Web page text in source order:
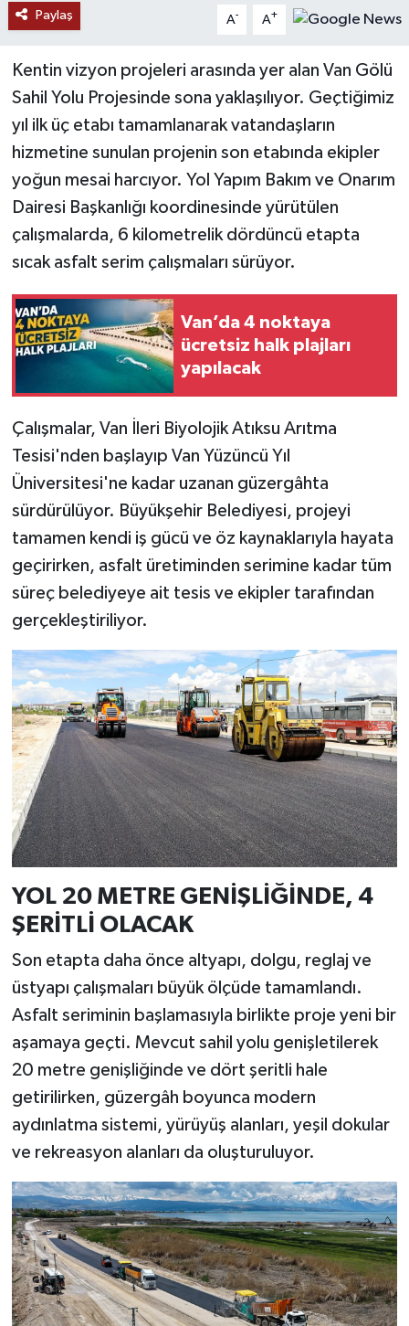
Paylaş A- A+
Kentin vizyon projeleri arasında yer alan Van Gölü
Sahil Yolu Projesinde sona yaklaşılıyor. Geçtiğimiz
yıl ilk üç etabı tamamlanarak vatandaşların
hizmetine sunulan projenin son etabında ekipler
yoğun mesai harcıyor. Yol Yapım Bakım ve Onarım
Dairesi Başkanlığı koordinesinde yürütülen
çalışmalarda, 6 kilometrelik dördüncü etapta
sıcak asfalt serim çalışmaları sürüyor.
Van’da 4 noktaya
ücretsiz halk plajları
yapılacak
Çalışmalar, Van İleri Biyolojik Atıksu Arıtma
Tesisi'nden başlayıp Van Yüzüncü Yıl
Üniversitesi'ne kadar uzanan güzergâhta
sürdürülüyor. Büyükşehir Belediyesi, projeyi
tamamen kendi iş gücü ve öz kaynaklarıyla hayata
geçirirken, asfalt üretiminden serimine kadar tüm
süreç belediyeye ait tesis ve ekipler tarafından
gerçekleştiriliyor.
YOL 20 METRE GENİŞLİĞİNDE, 4
ŞERİTLİ OLACAK
Son etapta daha önce altyapı, dolgu, reglaj ve
üstyapı çalışmaları büyük ölçüde tamamlandı.
Asfalt seriminin başlamasıyla birlikte proje yeni bir
aşamaya geçti. Mevcut sahil yolu genişletilerek
20 metre genişliğinde ve dört şeritli hale
getirilirken, güzergâh boyunca modern
aydınlatma sistemi, yürüyüş alanları, yeşil dokular
ve rekreasyon alanları da oluşturuluyor.